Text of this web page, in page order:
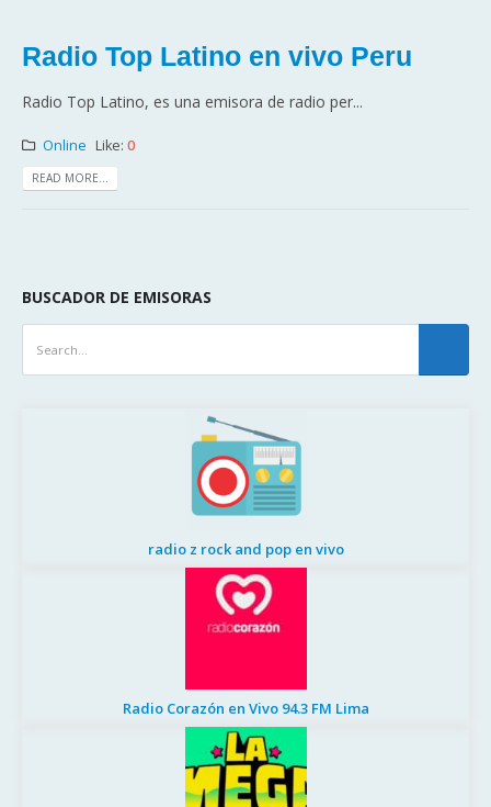
Radio Top Latino en vivo Peru
Radio Top Latino, es una emisora de radio per...
Online Like: 0
READ MORE...
BUSCADOR DE EMISORAS
radio z rock and pop en vivo
Radio Corazón en Vivo 94.3 FM Lima